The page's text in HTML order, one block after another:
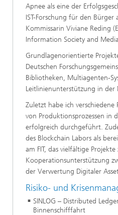
Apnee als eine der
IST-Forschung für den
Kommissarin Viviane Reding
Information Society and
Grundlagenorientierte
Deutschen
Bibliotheken, Multiagenten-
Leitlinienunterstützung in
Zuletzt habe ich
von Produktionsprozessen in
erfolgreich durchgeführt.
des Blockchain Labors als
am FIT, das vielfältige Projekte
Kooperationsunterstützung
der Verwertung Digitaler
Risiko- und
SINLOG – Distributed
Binnenschifffahrt